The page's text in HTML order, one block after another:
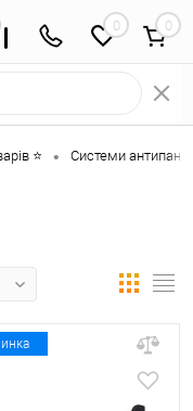
0
⭐ • Системи